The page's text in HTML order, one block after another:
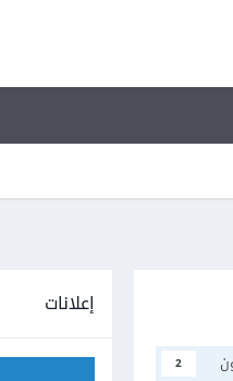
2
إعلانات